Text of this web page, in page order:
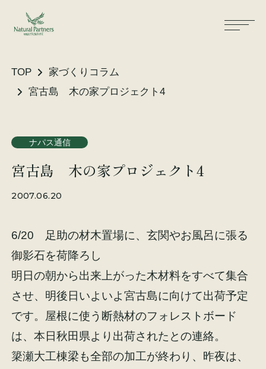
TOP
家づくりコラム
宮古島 木の家プロジェクト4
ナパス通信
宮古島 木の家プロジェクト4
2007.06.20
6/20 足助の材木置場に、玄関やお風呂に張る
御影石を荷降ろし
明日の朝から出来上がった木材料をすべて集合
させ、明後日いよいよ宮古島に向けて出荷予定
です。屋根に使う断熱材のフォレストボード
は、本日秋田県より出荷されたとの連絡。
簗瀬大工棟梁も全部の加工が終わり、昨夜は、
大工が建てる家
リノベーション
施工事例 お客様の声